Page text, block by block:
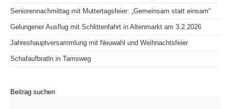
Seniorennachmittag mit Muttertagsfeier: „Gemeinsam statt einsam“
Gelungener Ausflug mit Schlittenfahrt in Altenmarkt am 3.2.2026
Jahreshauptversammlung mit Neuwahl und Weihnachtsfeier
Schafaufbratln in Tamsweg
Beitrag suchen